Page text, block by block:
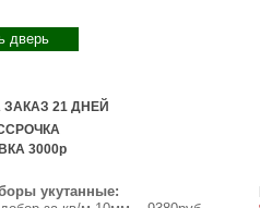
дверь
ЗАКАЗ 21 ДНЕЙ
3000р
укутанные: